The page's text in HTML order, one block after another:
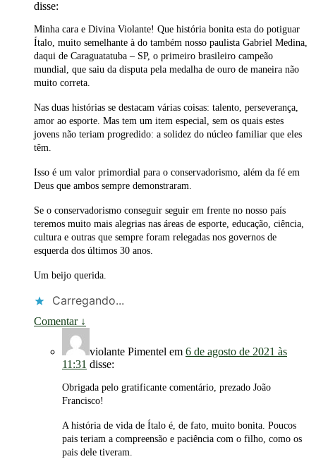
disse:
Minha cara e Divina Violante! Que história bonita esta do potiguar
Ítalo, muito semelhante à do também nosso paulista Gabriel Medina,
daqui de Caraguatatuba – SP, o primeiro brasileiro campeão
mundial, que saiu da disputa pela medalha de ouro de maneira não
muito correta.
Nas duas histórias se destacam várias coisas: talento, perseverança,
amor ao esporte. Mas tem um item especial, sem os quais estes
jovens não teriam progredido: a solidez do núcleo familiar que eles
têm.
Isso é um valor primordial para o conservadorismo, além da fé em
Deus que ambos sempre demonstraram.
Se o conservadorismo conseguir seguir em frente no nosso país
teremos muito mais alegrias nas áreas de esporte, educação, ciência,
cultura e outras que sempre foram relegadas nos governos de
esquerda dos últimos 30 anos.
Um beijo querida.
Carregando...
Comentar ↓
violante Pimentel em 6 de agosto de 2021 às
11:31 disse:
Obrigada pelo gratificante comentário, prezado João
Francisco!
A história de vida de Ítalo é, de fato, muito bonita. Poucos
pais teriam a compreensão e paciência com o filho, como os
pais dele tiveram.